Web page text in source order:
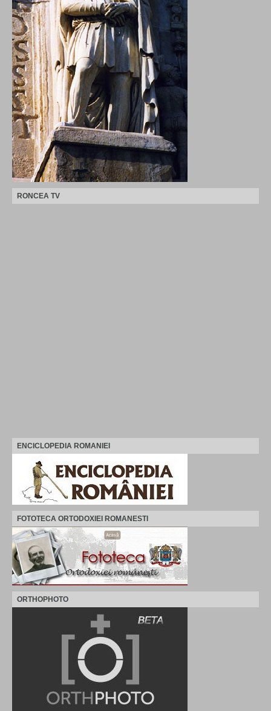
RONCEA TV
ENCICLOPEDIA ROMANIEI
FOTOTECA ORTODOXIEI ROMANESTI
ORTHOPHOTO